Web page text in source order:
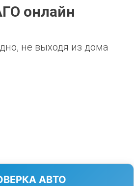
онлайн
не выходя из дома
АВТО